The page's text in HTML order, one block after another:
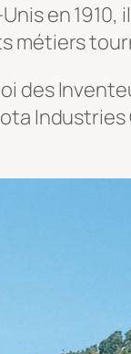
en
métiers
des